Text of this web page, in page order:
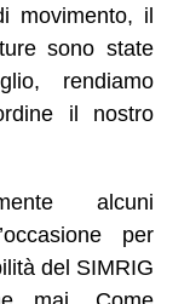
movimento, il
sono state
rendiamo
il nostro
alcuni
per
del SIMRIG